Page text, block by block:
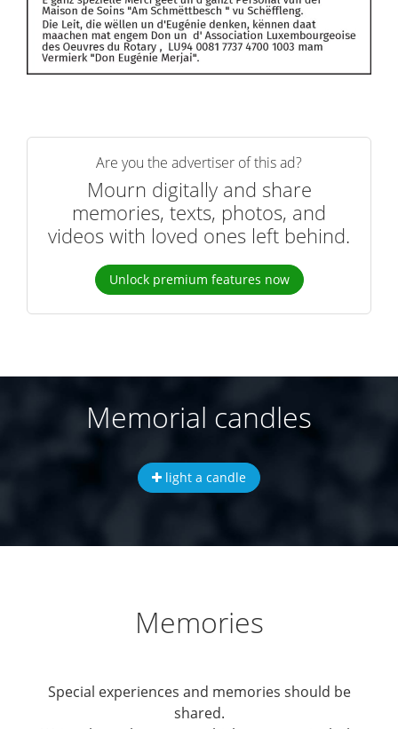
Are you the advertiser of this ad?
Mourn digitally and share
memories, texts, photos, and
videos with loved ones left behind.
Unlock premium features now
Memorial candles
light a candle
Memories
Special experiences and memories should be
shared.